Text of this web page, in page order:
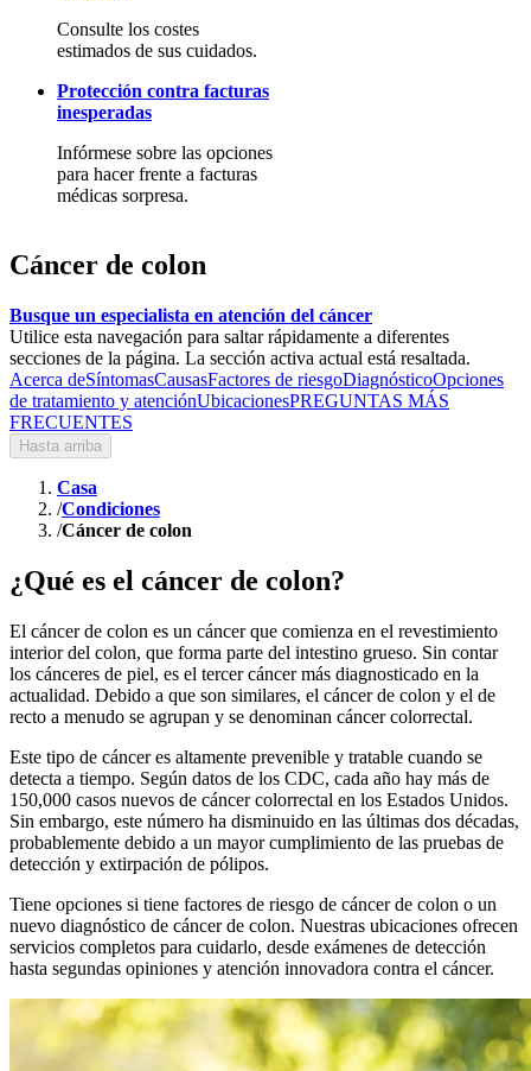
Consulte los costes
estimados de sus cuidados.
Protección contra facturas
inesperadas
Infórmese sobre las opciones
para hacer frente a facturas
médicas sorpresa.
Cáncer de colon
Busque un especialista en atención del cáncer
Utilice esta navegación para saltar rápidamente a diferentes
secciones de la página. La sección activa actual está resaltada.
Acerca deSíntomasCausasFactores de riesgoDiagnósticoOpciones
de tratamiento y atenciónUbicacionesPREGUNTAS MÁS
FRECUENTES
Hasta arriba
Casa
/Condiciones
/Cáncer de colon
¿Qué es el cáncer de colon?
El cáncer de colon es un cáncer que comienza en el revestimiento
interior del colon, que forma parte del intestino grueso. Sin contar
los cánceres de piel, es el tercer cáncer más diagnosticado en la
actualidad. Debido a que son similares, el cáncer de colon y el de
recto a menudo se agrupan y se denominan cáncer colorrectal.
Este tipo de cáncer es altamente prevenible y tratable cuando se
detecta a tiempo. Según datos de los CDC, cada año hay más de
150,000 casos nuevos de cáncer colorrectal en los Estados Unidos.
Sin embargo, este número ha disminuido en las últimas dos décadas,
probablemente debido a un mayor cumplimiento de las pruebas de
detección y extirpación de pólipos.
Tiene opciones si tiene factores de riesgo de cáncer de colon o un
nuevo diagnóstico de cáncer de colon. Nuestras ubicaciones ofrecen
servicios completos para cuidarlo, desde exámenes de detección
hasta segundas opiniones y atención innovadora contra el cáncer.